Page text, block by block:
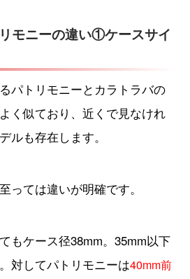
モニーの違い①ケースサイ
パトリモニーとカラトラバの
く似ており、近くで見なけれ
ルも存在します。
っては違いが明確です。
もケース径38mm。35mm以下
対してパトリモニーは40mm前